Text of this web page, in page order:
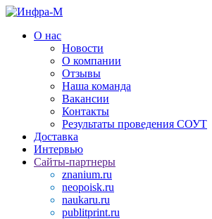
О нас
Новости
О компании
Отзывы
Наша команда
Вакансии
Контакты
Результаты проведения СОУТ
Доставка
Интервью
Сайты-партнеры
znanium.ru
neopoisk.ru
naukaru.ru
publitprint.ru